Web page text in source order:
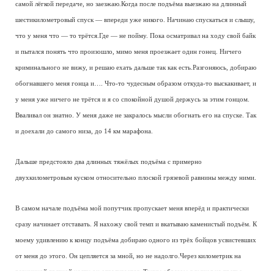
самой лёгкой передаче, но заезжаю.Когда после подъёма выезжаю на длинный
шестикилометровый спуск — впереди уже никого. Начинаю спускаться и слышу,
что у меня что — то трётся.Где — не пойму. Пока осматривал на ходу свой байк
и пытался понять что произошло, мимо меня проезжает один гонец. Ничего
криминального не вижу, и решаю ехать дальше так как есть.Разгоняюсь, добираю
обогнавшего меня гонца и…. Что-то чудесным образом откуда-то выскакивает, и
у меня уже ничего не трётся и я со спокойной душой держусь за этим гонцом.
Вваливал он знатно. У меня даже не закралось мысли обогнать его на спуске. Так
и доехали до самого низа, до 14 км марафона.
Дальше предстояло два длинных тяжёлых подъёма с примерно
двухкилометровым куском относительно плоской грязевой равнины между ними.
В самом начале подъёма мой попутчик пропускает меня вперёд и практически
сразу начинает отставать. Я нахожу свой темп и вкатываю каменистый подъём. К
моему удивлению к концу подъёма добираю одного из трёх бойцов усвистевших
от меня до этого. Он цепляется за мной, но не надолго.Через километрик на